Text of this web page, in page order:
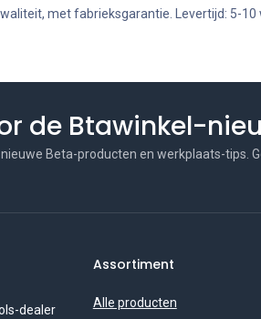
met fabrieksgarantie. Levertijd: 5-10
de Btawinkel-
Beta-producten en werkplaats-tips.
dealer
Assortiment
Alle producten